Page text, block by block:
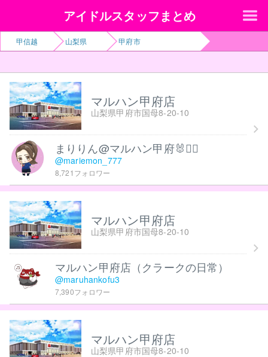
アイドルスタッフまとめ
甲信越 山梨県 甲府市
マルハン甲府店
山梨県甲府市国母8-20-10
まりりん@マルハン甲府🐰❤️‍🔥
@mariemon_777
8,721フォロワー
マルハン甲府店
山梨県甲府市国母8-20-10
マルハン甲府店（クラークの日常）
@maruhankofu3
7,390フォロワー
マルハン甲府店
山梨県甲府市国母8-20-10